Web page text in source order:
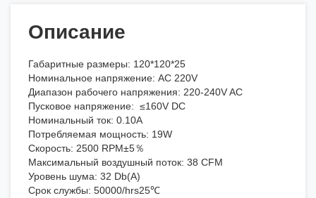
Описание
Габаритные размеры: 120*120*25
Номинальное напряжение: AC 220V
Диапазон рабочего напряжения: 220-240V AC
Пусковое напряжение: ≤160V DC
Номинальный ток: 0.10A
Потребляемая мощность: 19W
Скорость: 2500 RPM±5％
Максимальный воздушный поток: 38 CFM
Уровень шума: 32 Db(A)
Срок службы: 50000/hrs25℃